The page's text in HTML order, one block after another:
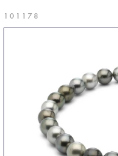
101178